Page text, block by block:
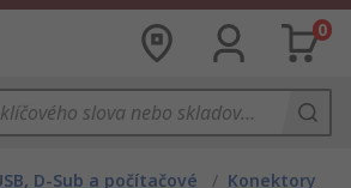
0
D-Sub a počítačové
/ Konektory